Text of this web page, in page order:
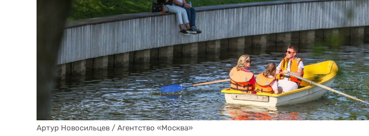
Артур Новосильцев / Агентство «Москва»